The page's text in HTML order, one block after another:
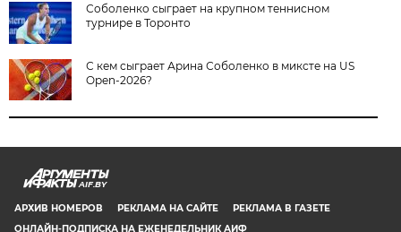
Соболенко сыграет на крупном теннисном
турнире в Торонто
С кем сыграет Арина Соболенко в миксте на US
Open-2026?
AIF.BY
АРХИВ НОМЕРОВ РЕКЛАМА НА САЙТЕ
РЕКЛАМА В ГАЗЕТЕ
ОНЛАЙН-ПОДПИСКА НА ЕЖЕНЕДЕЛЬНИК АИФ